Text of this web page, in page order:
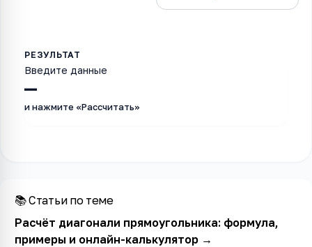
—
Введите данные
и нажмите «Рассчитать»
📚 Статьи по теме
Расчёт диагонали прямоугольника: формула,
примеры и онлайн-калькулятор→